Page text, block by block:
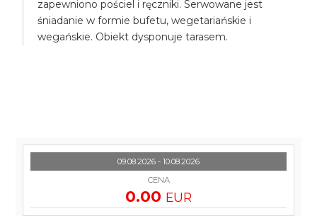
zapewniono pościel i ręczniki. Serwowane jest
śniadanie w formie bufetu, wegetariańskie i
wegańskie. Obiekt dysponuje tarasem.
09.08.2026 - 10.08.2026
CENA
0.00 EUR